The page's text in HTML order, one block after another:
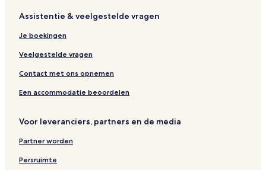
l
n
R
s
t
r
n
t
l
C
t
a
t
Assistentie & veelgestelde vragen
Je boekingen
Veelgestelde vragen
Contact met ons opnemen
Een accommodatie beoordelen
Voor leveranciers, partners en de media
Partner worden
Persruimte